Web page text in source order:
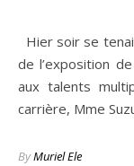
Hier soir se tenait à la Halle des Maréchaux le vernissage
de l’exposition
aux talents
carrière, Mme
ByMuriel Ele